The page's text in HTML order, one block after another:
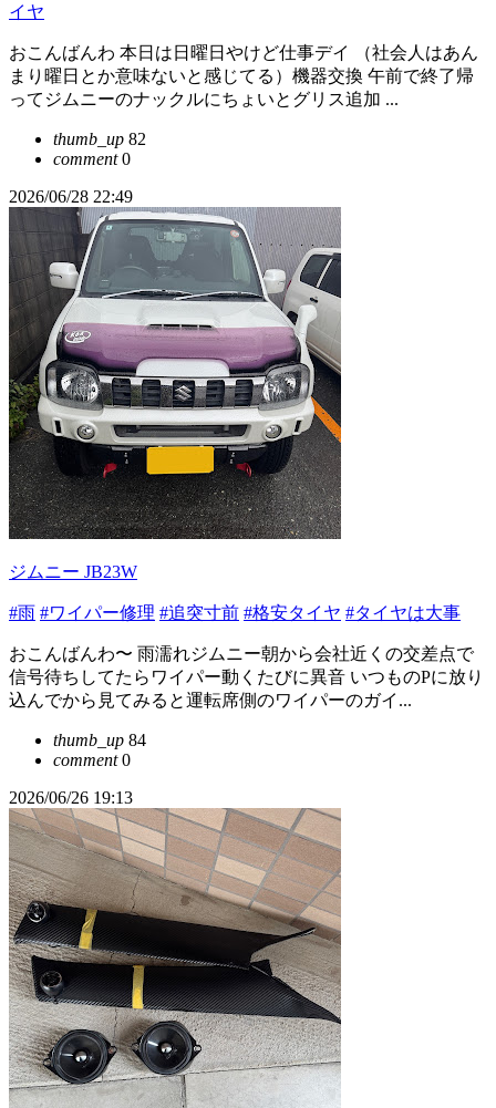
イヤ
おこんばんわ 本日は日曜日やけど仕事デイ （社会人はあん
まり曜日とか意味ないと感じてる）機器交換 午前で終了帰
ってジムニーのナックルにちょいとグリス追加 ...
thumb_up 82
comment0
2026/06/28 22:49
ジムニー JB23W
#雨 #ワイパー修理 #追突寸前 #格安タイヤ #タイヤは大事
おこんばんわ〜 雨濡れジムニー朝から会社近くの交差点で
信号待ちしてたらワイパー動くたびに異音 いつものPに放り
込んでから見てみると運転席側のワイパーのガイ...
thumb_up 84
comment0
2026/06/26 19:13